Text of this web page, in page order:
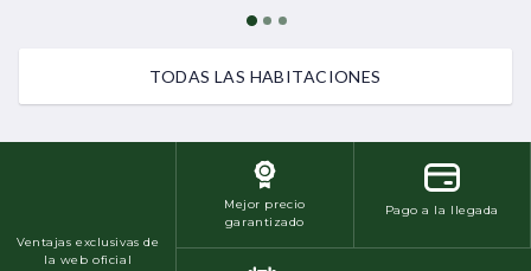
TODAS LAS HABITACIONES
Ventajas exclusivas de
la web oficial
Mejor precio
garantizado
Pago a la llegada